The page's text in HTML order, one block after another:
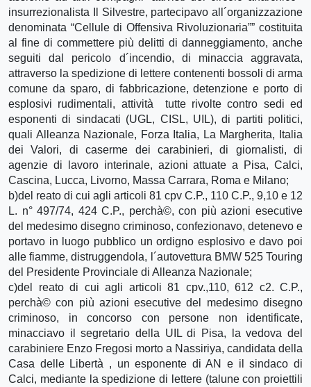
insurrezionalista Il Silvestre, partecipavo all´organizzazione
denominata “Cellule di Offensiva Rivoluzionaria”” costituita
al fine di commettere più delitti di danneggiamento, anche
seguiti dal pericolo d´incendio, di minaccia aggravata,
attraverso la spedizione di lettere contenenti bossoli di arma
comune da sparo, di fabbricazione, detenzione e porto di
esplosivi rudimentali, attività tutte rivolte contro sedi ed
esponenti di sindacati (UGL, CISL, UIL), di partiti politici,
quali Alleanza Nazionale, Forza Italia, La Margherita, Italia
dei Valori, di caserme dei carabinieri, di giornalisti, di
agenzie di lavoro interinale, azioni attuate a Pisa, Calci,
Cascina, Lucca, Livorno, Massa Carrara, Roma e Milano;
b)del reato di cui agli articoli 81 cpv C.P., 110 C.P., 9,10 e 12
L. n° 497/74, 424 C.P., perchà©, con più azioni esecutive
del medesimo disegno criminoso, confezionavo, detenevo e
portavo in luogo pubblico un ordigno esplosivo e davo poi
alle fiamme, distruggendola, l´autovettura BMW 525 Touring
del Presidente Provinciale di Alleanza Nazionale;
c)del reato di cui agli articoli 81 cpv.,110, 612 c2. C.P.,
perchà© con più azioni esecutive del medesimo disegno
criminoso, in concorso con persone non identificate,
minacciavo il segretario della UIL di Pisa, la vedova del
carabiniere Enzo Fregosi morto a Nassiriya, candidata della
Casa delle Libertà , un esponente di AN e il sindaco di
Calci, mediante la spedizione di lettere (talune con proiettili